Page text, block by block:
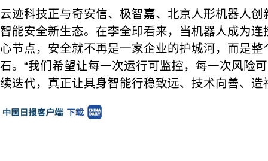
云迹科技正与奇安信、极智嘉、北京人形机器人
智能安全新生态。在李全印看来，当机器人成为
心节点，安全就不再是一家企业的护城河，而是
石。“我们希望让每一次运行可监控，每一次风险
续迭代，真正让具身智能行稳致远、技术向善、造